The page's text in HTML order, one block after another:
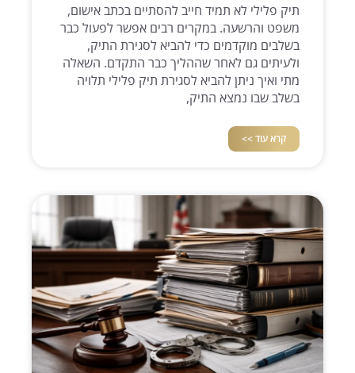
תיק פלילי לא תמיד חייב להסתיים בכתב אישום,
משפט והרשעה. במקרים רבים אפשר לפעול כבר
בשלבים מוקדמים כדי להביא לסגירת התיק,
ולעיתים גם לאחר שההליך כבר התקדם. השאלה
מתי ואיך ניתן להביא לסגירת תיק פלילי תלויה
בשלב שבו נמצא התיק,
קרא עוד >>